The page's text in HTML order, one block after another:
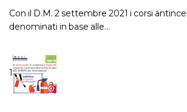
Con il D.M. 2 settembre 2021 i corsi
denominati in base alle…
1